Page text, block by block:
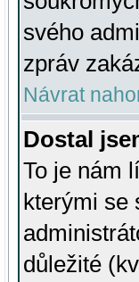
svého
zpráv
Návrat
Dostal
To je nám
kterými se
důležité